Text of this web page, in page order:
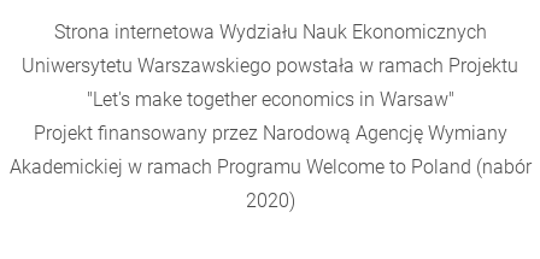
Strona internetowa Wydziału Nauk Ekonomicznych
Uniwersytetu Warszawskiego powstała w ramach Projektu
"Let's make together economics in Warsaw"
Projekt finansowany przez Narodową Agencję Wymiany
Akademickiej w ramach Programu Welcome to Poland (nabór
2020)